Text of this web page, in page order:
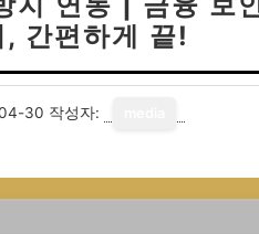
, 간편하게 끝!
30 작성자: